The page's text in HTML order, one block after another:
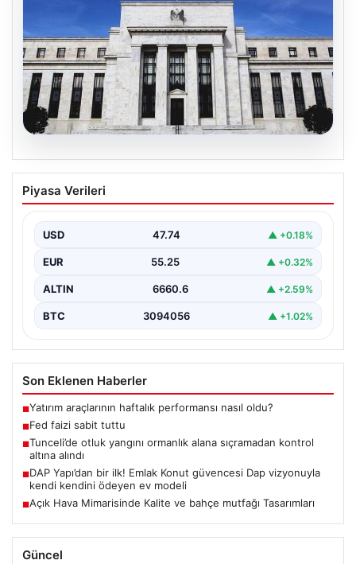
06.08.2026
Fed faizi sabit tuttu
Piyasa Verileri
USD 47.74 ▲ +0.18%
EUR 55.25 ▲ +0.32%
ALTIN 6660.6 ▲ +2.59%
BTC 3094056 ▲ +1.02%
Son Eklenen Haberler
■Yatırım araçlarının haftalık performansı nasıl oldu?
■Fed faizi sabit tuttu
■Tunceli’de otluk yangını ormanlık alana sıçramadan kontrol
altına alındı
■DAP Yapı’dan bir ilk! Emlak Konut güvencesi Dap vizyonuyla
kendi kendini ödeyen ev modeli
■Açık Hava Mimarisinde Kalite ve bahçe mutfağı Tasarımları
Güncel